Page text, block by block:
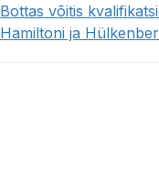
Bottas võitis
Hamiltoni ja